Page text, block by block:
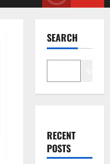
SEARCH
RECENT
POSTS